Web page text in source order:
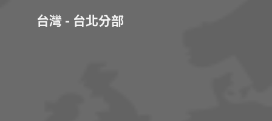
台灣 - 台北分部